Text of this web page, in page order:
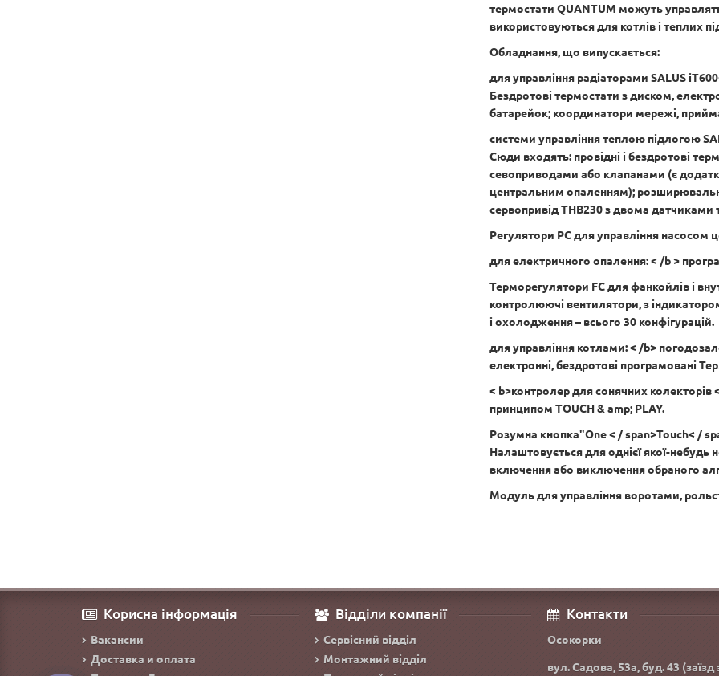
термостати QUANTUM можуть
використовуються для котлів і теплих
Обладнання, що випускається:
для управління радіаторами SALUS
Бездротові термостати з диском,
батарейок; координатори мережі,
системи управління теплою підлогою
Сюди входять: провідні і бездротові
севоприводами або клапанами (є
центральним опаленням);
сервопривід THB230 з двома датчиками
Регулятори PC для управління насосом
для електричного опалення: < /b >
Терморегулятори FC для фанкойлів і
контролюючі вентилятори, з
і охолодження – всього 30 конфігурацій.
для управління котлами: < /b>
електронні, бездротові програмовані
< b>контролер для сонячних
принципом TOUCH & amp; PLAY.
Розумна кнопка"One< / span>Touch< /
Налаштовується для однієї якої-небудь
включення або виключення обраного
Модуль для управління воротами,
Корисна інформація
Вакансии
Доставка и оплата
Відділи компанії
Сервісний відділ
Монтажний відділ
Контакти
Осокорки
вул. Садова, 53а, буд. 43 (заїзд